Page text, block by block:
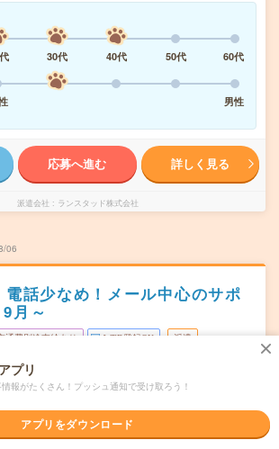
30代 40代 50代
60代
男性
応募へ進む 詳しく見る
派遣会社 ランスタッド株式会社
06
電話少なめ！メール中心のサポ
月～
通費別途支給あり WEB登録OK 派遣
央区
ら徒歩5分
む週5日
プリ
報がたくさん！プッシュ通知で受け取ろう！
アプリをダウンロード